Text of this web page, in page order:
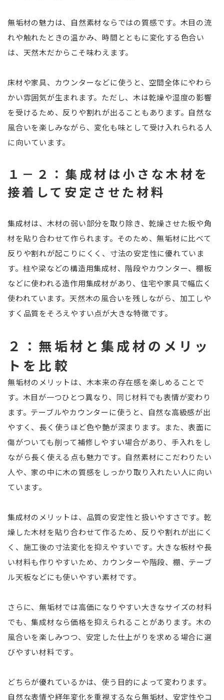
無垢材の魅力は、自然素材ならではの質感です。木目の流
れや触れたときの温かみ、時間とともに変化する色合い
は、天然木だからこそ味わえます。
床材や家具、カウンターなどに使うと、空間全体にやわら
かい雰囲気が生まれます。ただし、木は乾燥や湿度の影響
を受けるため、反りや割れが出ることもあります。自然な
風合いを楽しみながら、変化も味として受け入れられる人
に向いています。
１－２：集成材は小さな木材を
接着して安定させた材料
集成材は、木材の弱い部分を取り除き、乾燥させた板や角
材を貼り合わせて作られます。そのため、無垢材に比べて
反りや割れが起こりにくく、寸法の安定性に優れていま
す。柱や梁などの構造用集成材、階段やカウンター、棚板
などに使われる造作用集成材があり、住宅や家具で幅広く
使われています。天然木の風合いを残しながら、加工しや
すく品質をそろえやすい点が大きな特徴です。
２：無垢材と集成材のメリッ
トを比較
無垢材のメリットは、木本来の存在感を楽しめることで
す。木目が一つひとつ異なり、同じ材料でも表情が変わり
ます。テーブルやカウンターに使うと、自然な高級感が出
やすく、長く使うほど色や艶が深まります。また、表面に
傷がついても削って補修しやすい場合があり、手入れをし
ながら長く使える点も魅力です。自然素材にこだわりたい
人や、家の中に木の質感をしっかり取り入れたい人に向い
ています。
集成材のメリットは、品質の安定性と扱いやすさです。乾
燥した木材を貼り合わせて作るため、反りや割れが出にく
く、施工後の寸法変化を抑えやすいです。大きな板材や長
い材料も作りやすいため、カウンターや階段、棚、テーブ
ル天板などにも使いやすい素材です。
さらに、無垢材では高価になりやすい大きなサイズの材料
でも、集成材なら価格を抑えられることがあります。木の
風合いを楽しみつつ、安定した仕上がりを求める場合に選
びやすい材料です。
どちらが優れているかは、使う目的によって変わります。
自然な表情や経年変化を重視するなら無垢材、安定性やコ